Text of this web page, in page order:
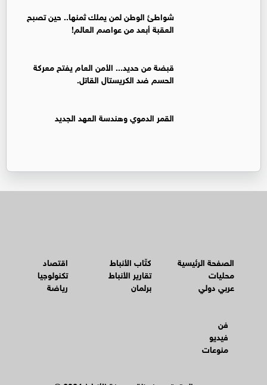
شواطئ الوطن لمن يملك ثمنها.. حين تصبح
العقبة أبعد من عواصم العالم!
قبضة من حديد... الأمن العام يفتح معركة
الحسم ضد الكريستال القاتل.
القمر الدموي وهندسة العهد الجديد
الصفحة الرئيسية
محليات
عربي دولي
كتّاب الأنباط
تقارير الأنباط
برلمان
اقتصاد
تكنولوجيا
رياضة
فن
فيديو
منوعات